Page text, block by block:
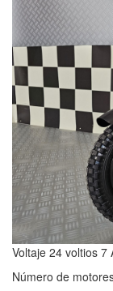
Voltaje 24 voltios 7
Número de